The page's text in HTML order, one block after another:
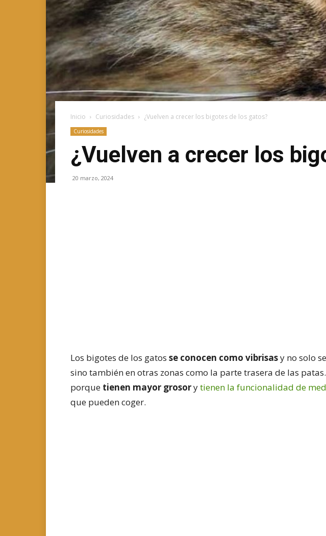
Inicio Curiosidades ¿Vuelven a crecer los bigotes de los gatos?
Curiosidades
¿Vuelven a crecer los
20 marzo, 2024
Los bigotes de los gatos se conocen como vibrisasy no solo
sino también en otras zonas como la parte trasera de las
porque tienen mayor grosorytienen la funcionalidad de
que pueden coger.